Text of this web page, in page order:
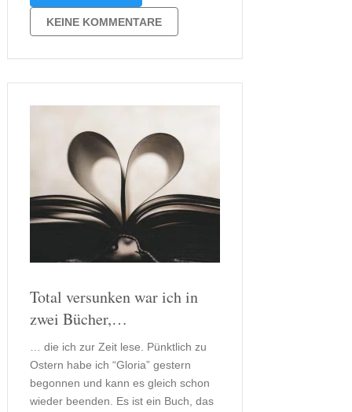
Natürlich handelt es sich bei diesem
Buch um reine Fiktion. Ich …
KEINE KOMMENTARE
Total versunken war ich in
zwei Bücher,…
… die ich zur Zeit lese. Pünktlich zu
Ostern habe ich “Gloria” gestern
begonnen und kann es gleich schon
wieder beenden. Es ist ein Buch, das